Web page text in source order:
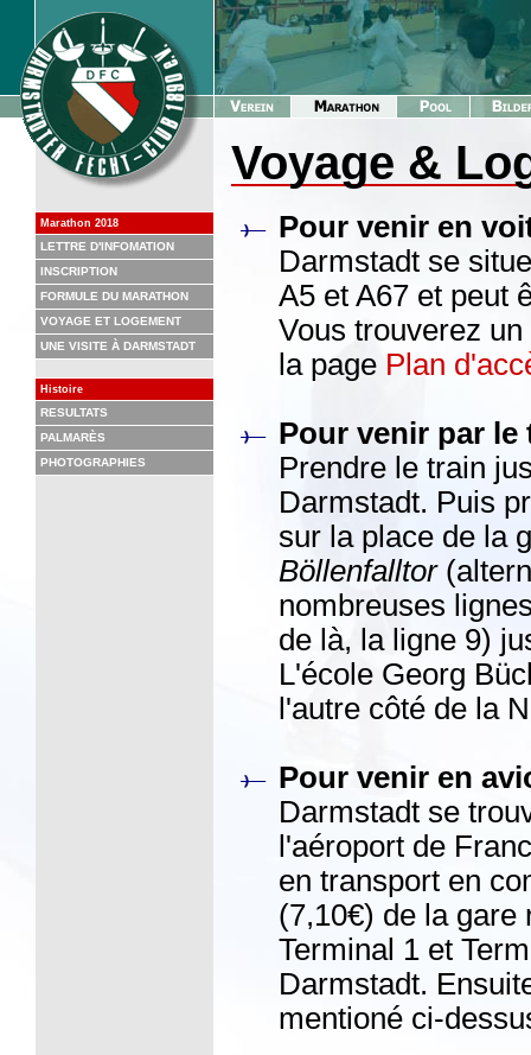
Marathon 2018
LETTRE D'INFOMATION
INSCRIPTION
FORMULE DU MARATHON
VOYAGE ET LOGEMENT
UNE VISITE À DARMSTADT
Histoire
RESULTATS
PALMARÈS
PHOTOGRAPHIES
Voyage &
Pour venir en
Darmstadt se
A5 et A67 et peut
Vous trouverez
la page Plan
Pour venir par le
Prendre le train
Darmstadt. Puis
sur la place de la
Böllenfalltor
nombreuses
de là, la ligne 9)
L'école Georg
l'autre côté de la
Pour venir en
Darmstadt se
l'aéroport de
en transport en
(7,10€) de la gare
Terminal 1 et
Darmstadt.
mentioné ci-